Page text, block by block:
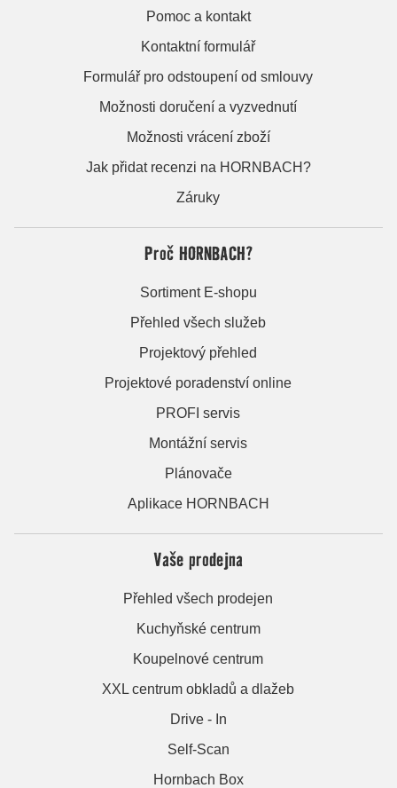
Pomoc a kontakt
Kontaktní formulář
Formulář pro odstoupení od smlouvy
Možnosti doručení a vyzvednutí
Možnosti vrácení zboží
Jak přidat recenzi na HORNBACH?
Záruky
Proč HORNBACH?
Sortiment E-shopu
Přehled všech služeb
Projektový přehled
Projektové poradenství online
PROFI servis
Montážní servis
Plánovače
Aplikace HORNBACH
Vaše prodejna
Přehled všech prodejen
Kuchyňské centrum
Koupelnové centrum
XXL centrum obkladů a dlažeb
Drive - In
Self-Scan
Hornbach Box